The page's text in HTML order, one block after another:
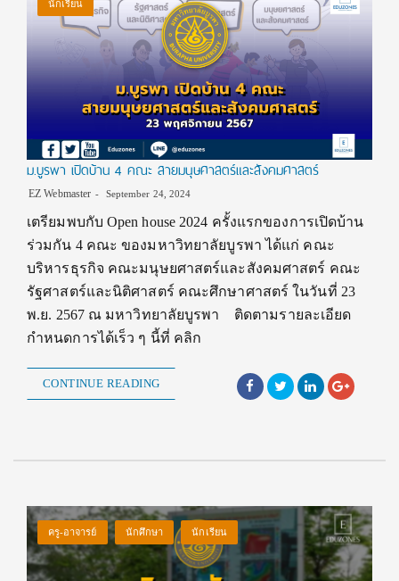
นักเรียน
ม.บูรพา เปิดบ้าน 4 คณะ สายมนุษศาสตร์และสังคมศาสตร์
EZ Webmaster September 24, 2024
เตรียมพบกับ Open house 2024 ครั้งแรกของการเปิดบ้าน
ร่วมกัน 4 คณะ ของมหาวิทยาลัยบูรพา ได้แก่ คณะ
บริหารธุรกิจ คณะมนุษยศาสตร์และสังคมศาสตร์ คณะ
รัฐศาสตร์และนิติศาสตร์ คณะศึกษาศาสตร์ ในวันที่ 23
พ.ย. 2567 ณ มหาวิทยาลัยบูรพา ติดตามรายละเอียด
กำหนดการได้เร็ว ๆ นี้ที่ คลิก
CONTINUE READING
ครู-อาจารย์ นักศึกษา นักเรียน